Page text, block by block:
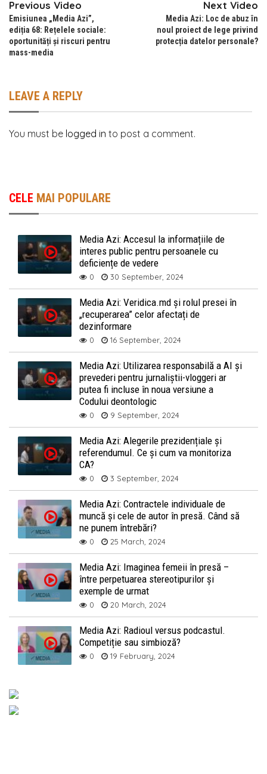
Previous Video
Emisiunea „Media Azi”,
ediția 68: Rețelele sociale:
oportunități și riscuri pentru
mass-media
Next Video
Media Azi: Loc de abuz în
noul proiect de lege privind
protecția datelor personale?
LEAVE A REPLY
You must be logged in to post a comment.
CELE MAI POPULARE
Media Azi: Accesul la informațiile de
interes public pentru persoanele cu
deficiențe de vedere
0 30 September, 2024
Media Azi: Veridica.md și rolul presei în
„recuperarea” celor afectați de
dezinformare
0 16 September, 2024
Media Azi: Utilizarea responsabilă a AI și
prevederi pentru jurnaliștii-vloggeri ar
putea fi incluse în noua versiune a
Codului deontologic
0 9 September, 2024
Media Azi: Alegerile prezidențiale și
referendumul. Ce și cum va monitoriza
CA?
0 3 September, 2024
Media Azi: Contractele individuale de
muncă și cele de autor în presă. Când să
ne punem întrebări?
0 25 March, 2024
Media Azi: Imaginea femeii în presă –
între perpetuarea stereotipurilor și
exemple de urmat
0 20 March, 2024
Media Azi: Radioul versus podcastul.
Competiție sau simbioză?
0 19 February, 2024